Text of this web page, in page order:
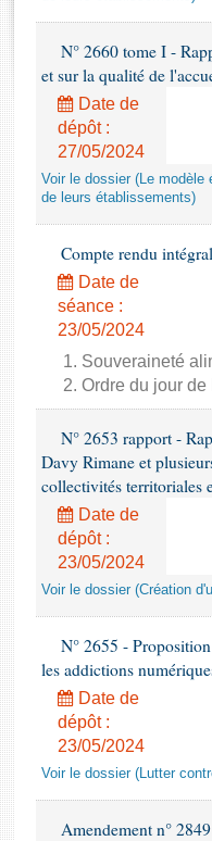
Rapports d'enquête
Rapports législatifs
Rapports sur
Baromètre de
Budget et sécurité sociale
N° 2660 tome I -
et sur la qualité de
Date de
dépôt :
27/05/2024
Voir le dossier (Le
de leurs établissements)
Compte rendu
Date de
séance :
23/05/2024
1. Souveraineté
2. Ordre du jour
N° 2653 rapport -
Davy Rimane et
collectivités territoriales
Date de
dépôt :
23/05/2024
Voir le dossier (Création
N° 2655 -
les addictions
Date de
dépôt :
23/05/2024
Voir le dossier (Lutter
Amendement n°